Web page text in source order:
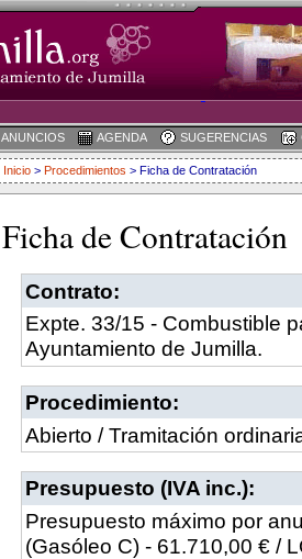
ANUNCIOS AGENDA SUGERENCIAS
Inicio > Procedimientos > Ficha de Contratación
Ficha de Contratación
Contrato:
Expte. 33/15 - Combustible
Ayuntamiento de Jumilla.
Procedimiento:
Abierto / Tramitación
Presupuesto (IVA inc.):
Presupuesto máximo por
(Gasóleo C) - 61.710,00 € /